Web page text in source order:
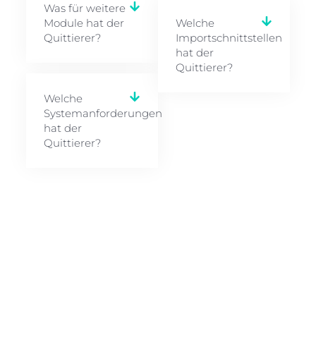
Was für weitere
Module hat der
Quittierer?
Welche
Systemanforderungen
hat der
Quittierer?
Welche
Importschnittstellen
hat der
Quittierer?